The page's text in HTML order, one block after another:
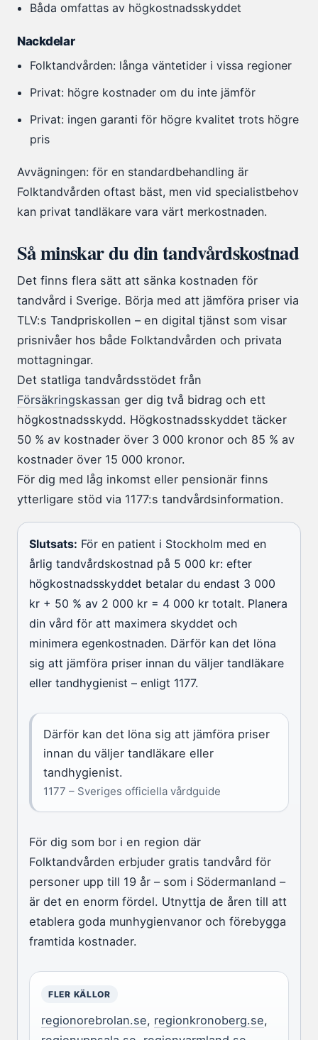
Båda omfattas av högkostnadsskyddet
Nackdelar
Folktandvården: långa väntetider i vissa regioner
Privat: högre kostnader om du inte jämför
Privat: ingen garanti för högre kvalitet trots högre
pris
Avvägningen: för en standardbehandling är
Folktandvården oftast bäst, men vid specialistbehov
kan privat tandläkare vara värt merkostnaden.
Så minskar du din tandvårdskostnad
Det finns flera sätt att sänka kostnaden för
tandvård i Sverige. Börja med att jämföra priser via
TLV:s Tandpriskollen – en digital tjänst som visar
prisnivåer hos både Folktandvården och privata
mottagningar.
Det statliga tandvårdsstödet från
Försäkringskassan ger dig två bidrag och ett
högkostnadsskydd. Högkostnadsskyddet täcker
50 % av kostnader över 3 000 kronor och 85 % av
kostnader över 15 000 kronor.
För dig med låg inkomst eller pensionär finns
ytterligare stöd via 1177:s tandvårdsinformation.
Slutsats: För en patient i Stockholm med en
årlig tandvårdskostnad på 5 000 kr: efter
högkostnadsskyddet betalar du endast 3 000
kr + 50 % av 2 000 kr = 4 000 kr totalt. Planera
din vård för att maximera skyddet och
minimera egenkostnaden. Därför kan det löna
sig att jämföra priser innan du väljer tandläkare
eller tandhygienist – enligt 1177.
Därför kan det löna sig att jämföra priser
innan du väljer tandläkare eller
tandhygienist.
1177 – Sveriges officiella vårdguide
För dig som bor i en region där
Folktandvården erbjuder gratis tandvård för
personer upp till 19 år – som i Södermanland –
är det en enorm fördel. Utnyttja de åren till att
etablera goda munhygienvanor och förebygga
framtida kostnader.
FLER KÄLLOR
regionorebrolan.se, regionkronoberg.se,